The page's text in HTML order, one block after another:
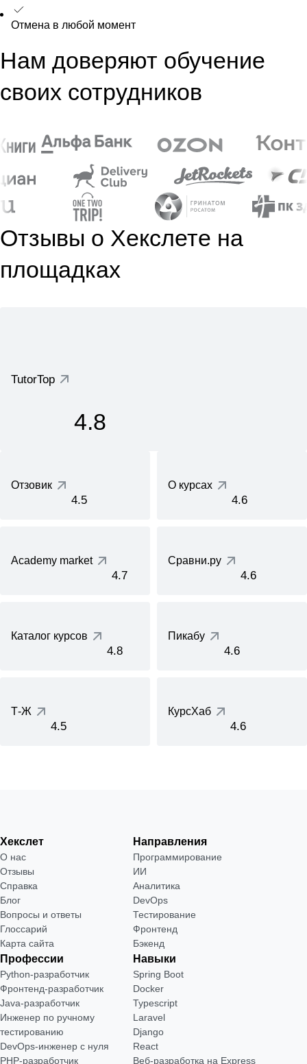
Отмена в любой момент
Нам доверяют обучение
своих сотрудников
Отзывы о Хекслете на
площадках
TutorTop
4.8
Отзовик
4.5
О курсах
4.6
Academy market
4.7
Сравни.ру
4.6
Каталог курсов
4.8
Пикабу
4.6
Т-Ж
4.5
КурсХаб
4.6
Хекслет
О нас
Отзывы
Справка
Блог
Вопросы и ответы
Глоссарий
Карта сайта
Направления
Программирование
ИИ
Аналитика
DevOps
Тестирование
Фронтенд
Бэкенд
Профессии
Python-разработчик
Фронтенд-разработчик
Java-разработчик
Инженер по ручному
тестированию
DevOps-инженер с нуля
РНР-разработчик
Навыки
Spring Boot
Docker
Typescript
Laravel
Django
React
Веб-разработка на Express